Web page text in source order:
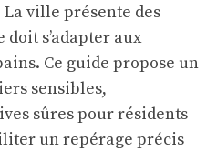
ville présente des
s’adapter aux
Ce guide propose un
sensibles,
sûres pour résidents
un repérage précis